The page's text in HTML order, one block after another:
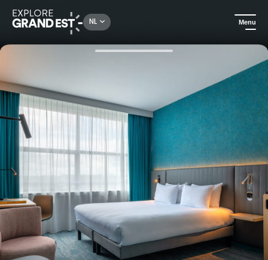
NL Menu
Kijk je ogen uit in de Grand Est Verblijf van hoge kwaliteit in het centrum van Reims